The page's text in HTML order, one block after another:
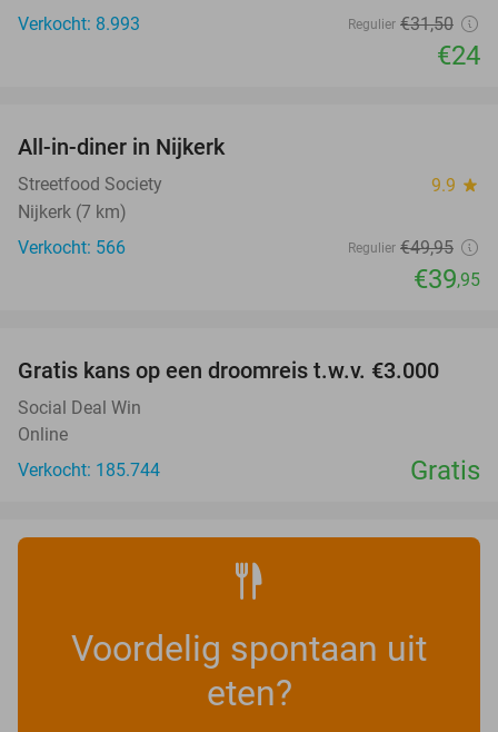
Verkocht: 8.993
Regulier €31,50
€24
All-in-diner in Nijkerk
Streetfood Society 9.9 star
Nijkerk (7 km)
Verkocht: 566
Regulier €49,95
€39,95
Gratis kans op een droomreis t.w.v. €3.000
Social Deal Win
Online
Verkocht: 185.744
Gratis
Voordelig spontaan uit
eten?